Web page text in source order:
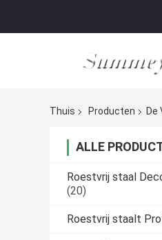
Thuis Producten De
ALLE
Roestvrij staal
(20)
Roestvrij staalt